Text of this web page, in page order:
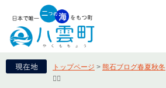
トップページ > 熊石ブログ春夏秋冬
🏃‍♀️